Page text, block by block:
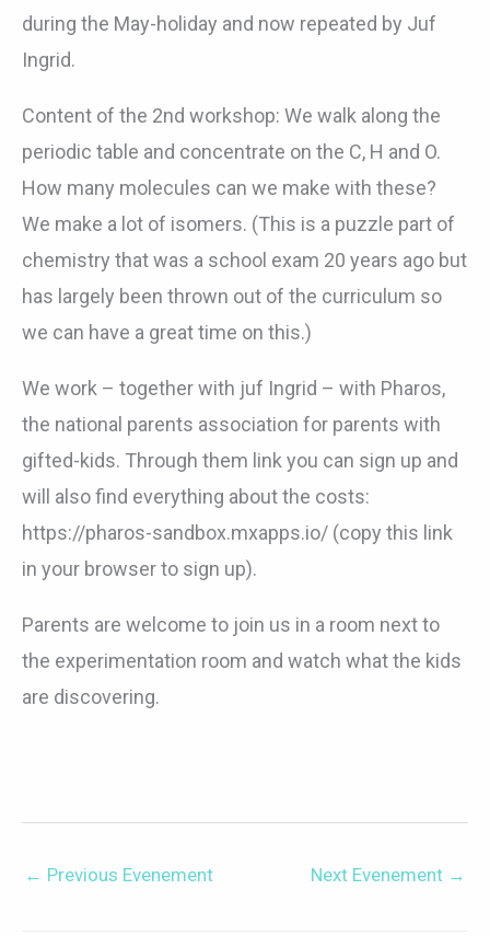
during the May-holiday and now repeated by Juf
Ingrid.
Content of the 2nd workshop: We walk along the
periodic table and concentrate on the C, H and O.
How many molecules can we make with these?
We make a lot of isomers. (This is a puzzle part of
chemistry that was a school exam 20 years ago but
has largely been thrown out of the curriculum so
we can have a great time on this.)
We work – together with juf Ingrid – with Pharos,
the national parents association for parents with
gifted-kids. Through them link you can sign up and
will also find everything about the costs:
https://pharos-sandbox.mxapps.io/ (copy this link
in your browser to sign up).
Parents are welcome to join us in a room next to
the experimentation room and watch what the kids
are discovering.
← Previous Evenement Next Evenement →